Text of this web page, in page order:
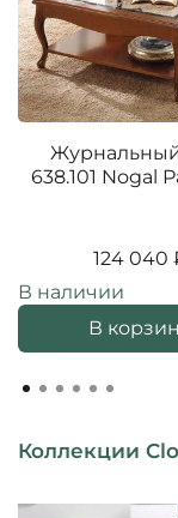
638.101 Nogal
124 040
В наличии
В
Коллекции